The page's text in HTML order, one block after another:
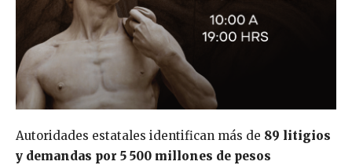
Autoridades estatales identifican más de 89 litigios
y demandas por 5 500 millones de pesos